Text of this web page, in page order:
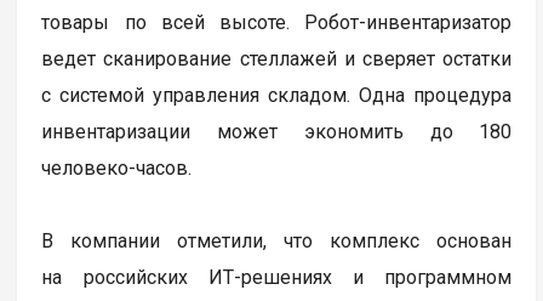
товары по всей высоте. Робот-инвентаризатор
ведет сканирование стеллажей и сверяет остатки
с системой управления складом. Одна процедура
инвентаризации может экономить до 180
человеко-часов.
В компании отметили, что комплекс основан
на российских ИТ-решениях и программном